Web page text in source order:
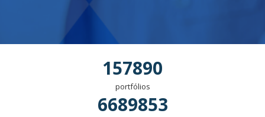
157890
portfólios
6689853